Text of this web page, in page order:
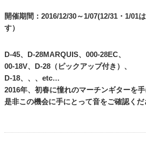
開催期間：2016/12/30～1/07(12/31・1/01
す）
D-45、D-28MARQUIS、000-28EC、
00-18V、D-28（ピックアップ付き）、
D-18、、、etc…
2016年、初春に憧れのマーチンギターを手
是非この機会に手にとって音をご確認くだ